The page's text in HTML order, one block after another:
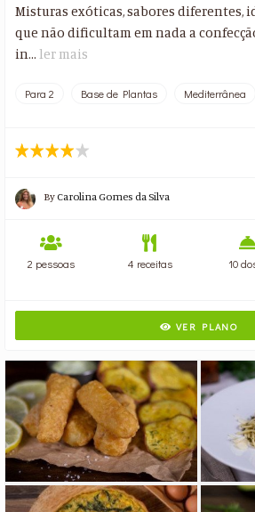
Misturas exóticas, sabores diferentes,
que não dificultam em nada a
in...ler mais
Para 2 Base de Plantas Mediterrânea
ByCarolina Gomes da Silva
2 pessoas 4 receitas 10
VER PLANO